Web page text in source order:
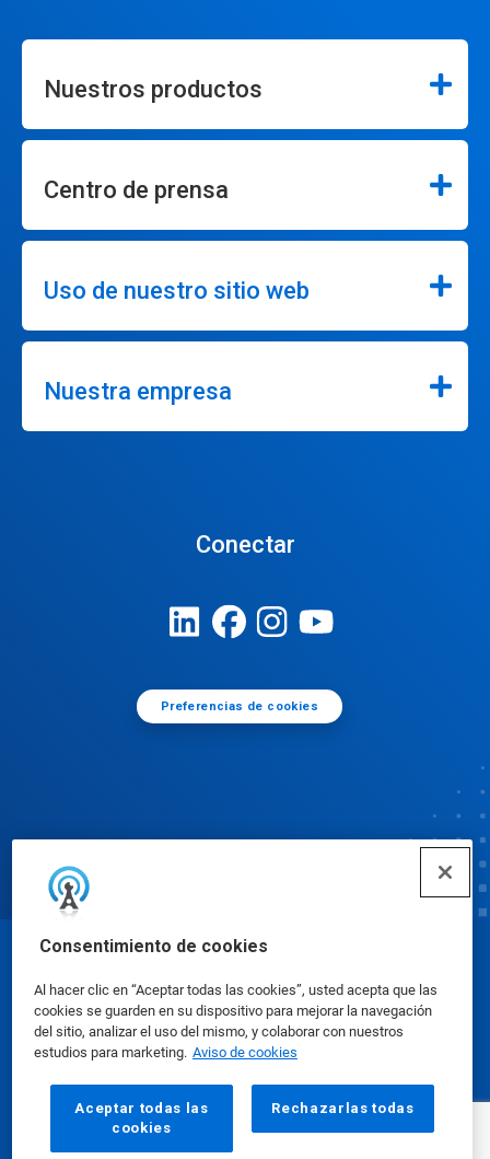
Consentimiento de cookies
Al hacer clic en “Aceptar todas las cookies”, usted acepta que las
cookies se guarden en su dispositivo para mejorar la navegación
del sitio, analizar el uso del mismo, y colaborar con nuestros
estudios para marketing. Aviso de cookies
Aceptar todas las
cookies
Rechazarlas todas
Nuestros productos
Centro de prensa
Uso de nuestro sitio web
Nuestra empresa
Conectar
Preferencias de cookies
Hojas de datos de seguridad|Política de privacidad
|condiciones de uso